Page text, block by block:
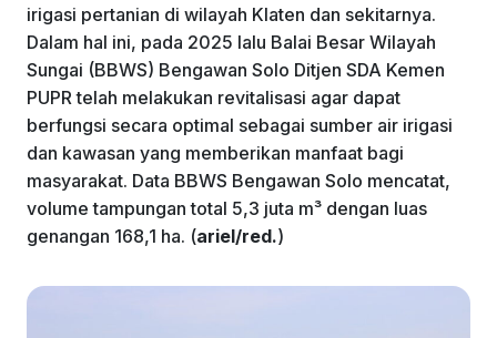
irigasi pertanian di wilayah Klaten dan sekitarnya.
Dalam hal ini, pada 2025 lalu Balai Besar Wilayah
Sungai (BBWS) Bengawan Solo Ditjen SDA Kemen
PUPR telah melakukan revitalisasi agar dapat
berfungsi secara optimal sebagai sumber air irigasi
dan kawasan yang memberikan manfaat bagi
masyarakat. Data BBWS Bengawan Solo mencatat,
volume tampungan total 5,3 juta m³ dengan luas
genangan 168,1 ha. (ariel/red.)